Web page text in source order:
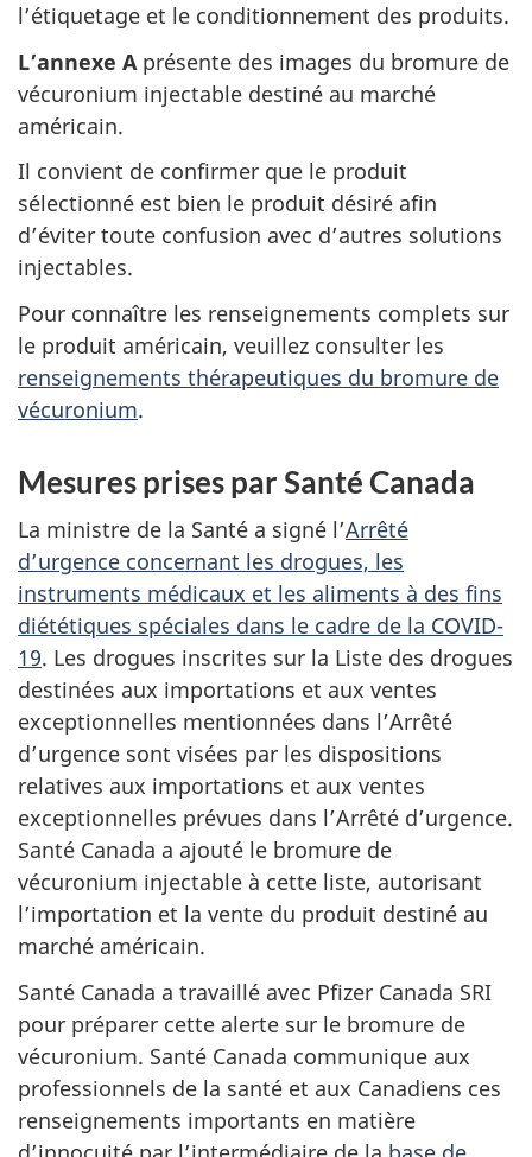
l’étiquetage et le conditionnement des produits.
L’annexe A présente des images du bromure de
vécuronium injectable destiné au marché
américain.
Il convient de confirmer que le produit
sélectionné est bien le produit désiré afin
d’éviter toute confusion avec d’autres solutions
injectables.
Pour connaître les renseignements complets sur
le produit américain, veuillez consulter les
renseignements thérapeutiques du bromure de
vécuronium.
Mesures prises par Santé Canada
La ministre de la Santé a signé l’Arrêté
d’urgence concernant les drogues, les
instruments médicaux et les aliments à des fins
diététiques spéciales dans le cadre de la COVID-
19. Les drogues inscrites sur la Liste des drogues
destinées aux importations et aux ventes
exceptionnelles mentionnées dans l’Arrêté
d’urgence sont visées par les dispositions
relatives aux importations et aux ventes
exceptionnelles prévues dans l’Arrêté d’urgence.
Santé Canada a ajouté le bromure de
vécuronium injectable à cette liste, autorisant
l’importation et la vente du produit destiné au
marché américain.
Santé Canada a travaillé avec Pfizer Canada SRI
pour préparer cette alerte sur le bromure de
vécuronium. Santé Canada communique aux
professionnels de la santé et aux Canadiens ces
renseignements importants en matière